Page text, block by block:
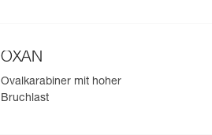
OXAN
Ovalkarabiner mit hoher
Bruchlast